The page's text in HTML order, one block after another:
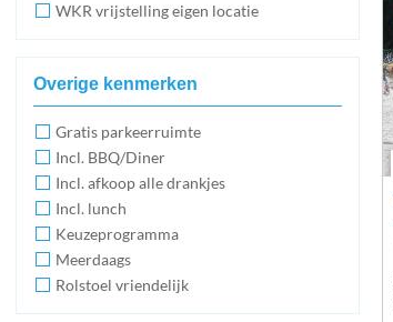
WKR vrijstelling eigen locatie
Overige kenmerken
Gratis parkeerruimte
Incl. BBQ/Diner
Incl. afkoop alle drankjes
Incl. lunch
Keuzeprogramma
Meerdaags
Rolstoel vriendelijk